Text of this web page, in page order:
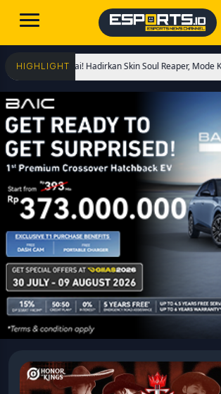
HIGHLIGHT
Dimulai! Hadirkan Skin Soul Reaper, Mode Khusus,